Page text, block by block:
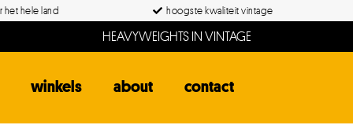
het hele land hoogste kwaliteit vintage
HEAVYWEIGHTS IN VINTAGE
winkels about contact